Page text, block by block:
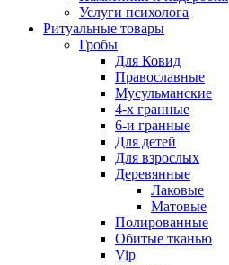
Услуги психолога
Ритуальные товары
Гробы
Для Ковид
Православные
Мусульманские
4-х гранные
6-и гранные
Для детей
Для взрослых
Деревянные
Лаковые
Матовые
Полированные
Обитые тканью
Vip